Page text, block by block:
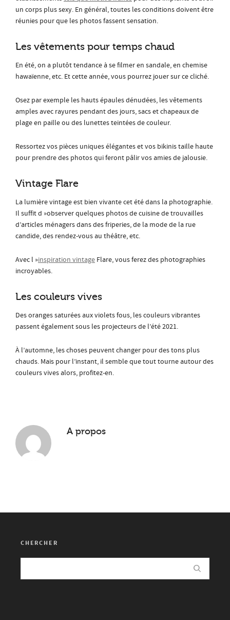
un corps plus sexy. En général, toutes les conditions doivent être
réunies pour que les photos fassent sensation.
Les vêtements pour temps chaud
En été, on a plutôt tendance à se filmer en sandale, en chemise
hawaïenne, etc. Et cette année, vous pourrez jouer sur ce cliché.
Osez par exemple les hauts épaules dénudées, les vêtements
amples avec rayures pendant des jours, sacs et chapeaux de
plage en paille ou des lunettes teintées de couleur.
Ressortez vos pièces uniques élégantes et vos bikinis taille haute
pour prendre des photos qui feront pâlir vos amies de jalousie.
Vintage Flare
La lumière vintage est bien vivante cet été dans la photographie.
Il suffit d »observer quelques photos de cuisine de trouvailles
d’articles ménagers dans des friperies, de la mode de la rue
candide, des rendez-vous au théâtre, etc.
Avec l »inspiration vintage Flare, vous ferez des photographies
incroyables.
Les couleurs vives
Des oranges saturées aux violets fous, les couleurs vibrantes
passent également sous les projecteurs de l’été 2021.
À l’automne, les choses peuvent changer pour des tons plus
chauds. Mais pour l’instant, il semble que tout tourne autour des
couleurs vives alors, profitez-en.
A propos
CHERCHER